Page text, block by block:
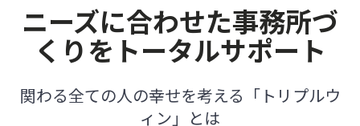
ニーズに合わせた事務所づ
くりをトータルサポート
関わる全ての人の幸せを考える「トリプルウ
ィン」とは